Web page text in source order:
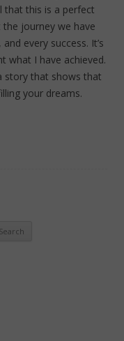
that this is a perfect
journey we have
every success. It’s
what I have achieved.
that shows that
your dreams.